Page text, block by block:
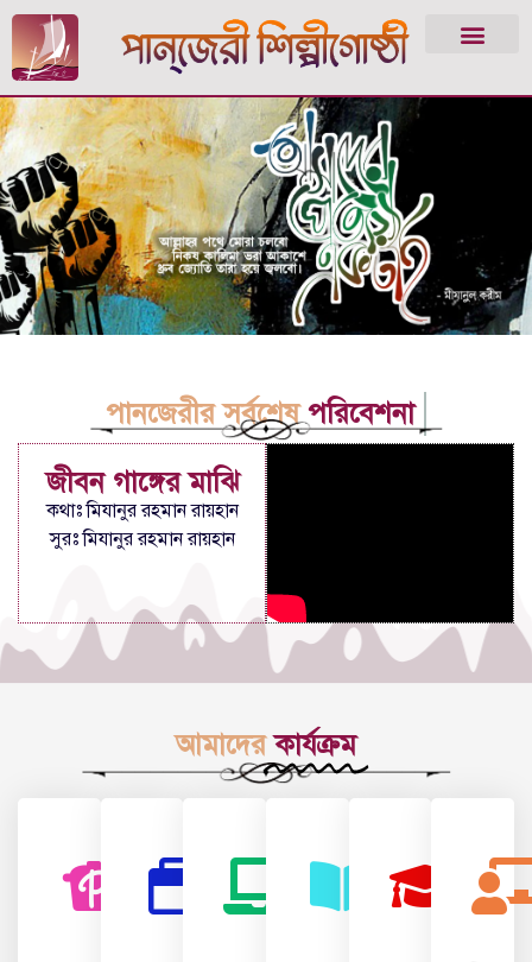
পানজেরীর সর্বশেষ পরিবেশনা
জীবন গাঙ্গের মাঝি
কথাঃ মিযানুর রহমান রায়হান
সুরঃ মিযানুর রহমান রায়হান
আমাদেরকার্যক্রম